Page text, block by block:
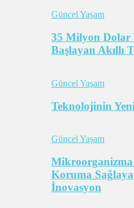
Güncel Yaşam
35 Milyon Dolar
Başlayan Akıllı
Güncel Yaşam
Teknolojinin
Güncel Yaşam
Mikroorganizma
Koruma
İnovasyon